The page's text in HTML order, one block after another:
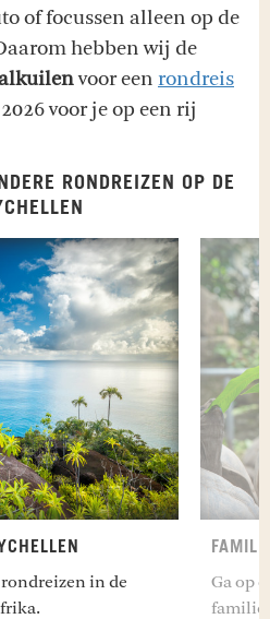
of focussen alleen op de
hebben wij de
voor een rondreis
voor je op een rij
RONDREIZEN OP DE
in de
Ga op